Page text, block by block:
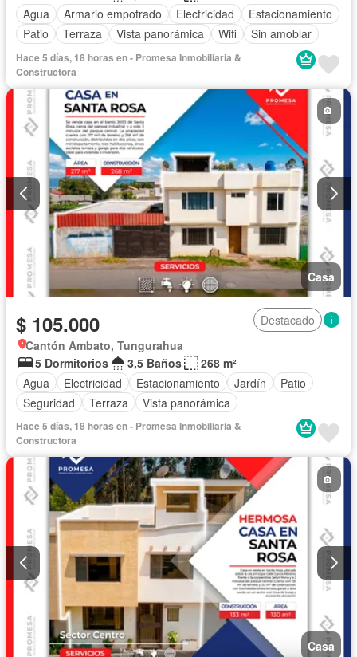
Agua
Armario empotrado Electricidad
Estacionamiento
Patio
Terraza Vista panorámica Wifi Sin amoblar
Hace 5 días, 18 horas en - Promesa Inmobiliaria &
Constructora
Casa
$ 105.000
Destacado
Cantón Ambato, Tungurahua
5 Dormitorios
3,5 Baños
268 m²
Agua
Electricidad Estacionamiento Jardín
Patio
Seguridad
Terraza Vista panorámica
Hace 5 días, 18 horas en - Promesa Inmobiliaria &
Constructora
Casa